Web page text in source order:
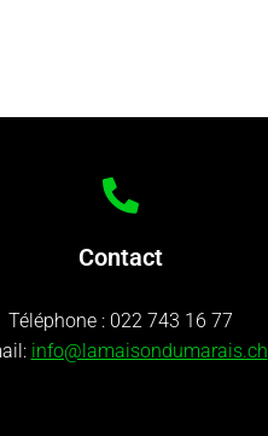
Contact
Téléphone : 022 743 16 77
info@lamaisondumarais.ch